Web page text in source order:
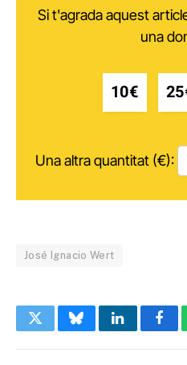
Si t'agrada aquest
una
10€
Una altra quantitat (€):
José Ignacio Wert
TwitterBlueskyLinkedIn